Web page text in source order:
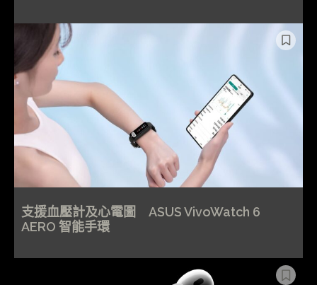
支援血壓計及心電圖 ASUS VivoWatch 6
AERO 智能手環